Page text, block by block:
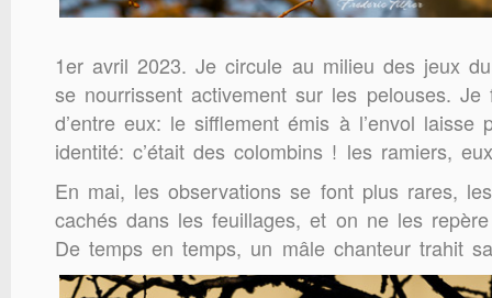
1er avril 2023. Je circule au milieu des jeux
se nourrissent activement sur les pelouses. Je
d’entre eux: le sifflement émis à l’envol
identité: c’était des colombins ! les ramiers,
En mai, les observations se font plus rares,
cachés dans les feuillages, et on ne les repère
De temps en temps, un mâle chanteur trahit